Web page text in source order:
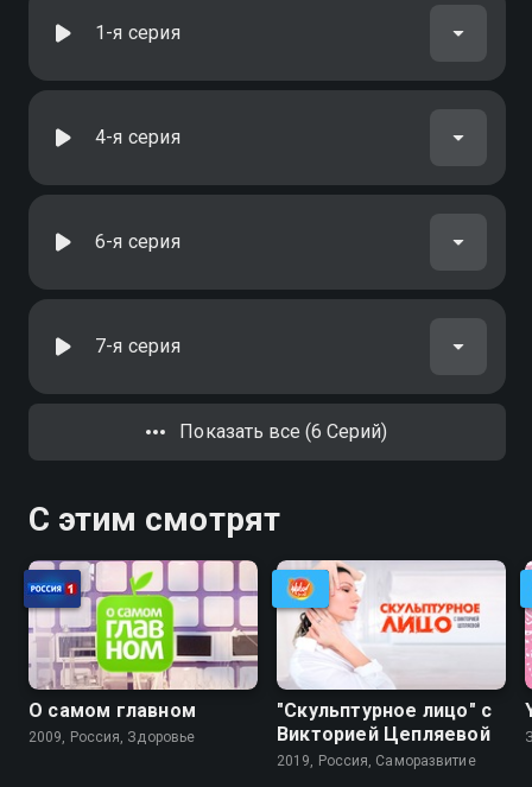
1-я серия
4-я серия
6-я серия
7-я серия
Показать все (6 Серий)
С этим смотрят
О самом главном
2009, Россия, Здоровье
"Скульптурное лицо" с
Викторией Цепляевой
2019, Россия, Саморазвитие